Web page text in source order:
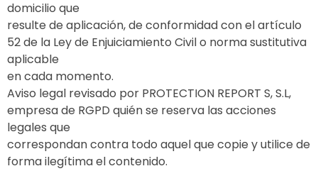
domicilio que
resulte de aplicación, de conformidad con el artículo
52 de la Ley de Enjuiciamiento Civil o norma sustitutiva
aplicable
en cada momento.
Aviso legal revisado por PROTECTION REPORT S, S.L,
empresa de RGPD quién se reserva las acciones
legales que
correspondan contra todo aquel que copie y utilice de
forma ilegítima el contenido.